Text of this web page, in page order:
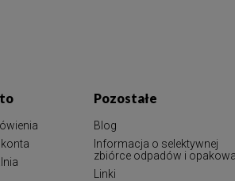
Pozostałe
Blog
Informacja o selektywnej
zbiórce odpadów i
Linki